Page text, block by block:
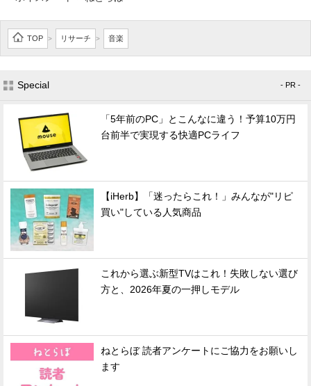
TOP > リサーチ > 音楽
Special - PR -
「5年前のPC」とこんなに違う！予算10万円
台前半で実現する快適PCライフ
【iHerb】「迷ったらこれ！」みんなが"リピ
買い"している人気商品
これから選ぶ新型TVはこれ！失敗しない選び
方と、2026年夏の一押しモデル
ねとらぼ 読者アンケートにご協力をお願いし
ます